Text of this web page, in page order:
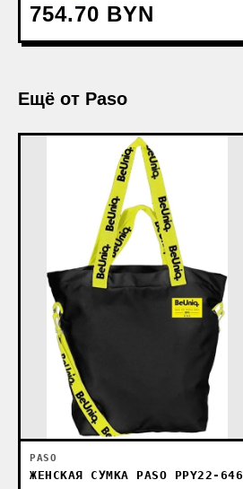
754.70 BYN
Ещё от Paso
PASO
ЖЕНСКАЯ СУМКА PASO PPY22-646